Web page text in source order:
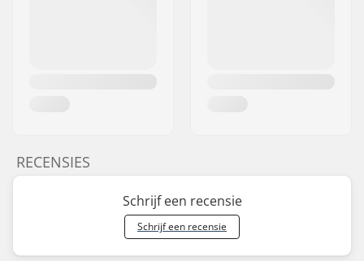
RECENSIES
Schrijf een recensie
Schrijf een recensie